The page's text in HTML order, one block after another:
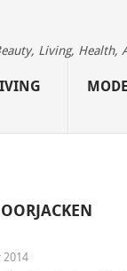
Living, Health,
MODE
2014